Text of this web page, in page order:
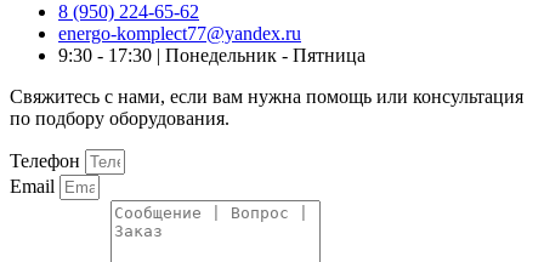
8 (950) 224-65-62
energo-komplect77@yandex.ru
9:30 - 17:30 | Понедельник - Пятница
Свяжитесь с нами, если вам нужна помощь или консультация
по подбору оборудования.
Телефон
Email